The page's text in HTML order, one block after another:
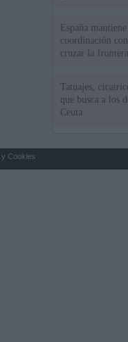
España
coordinación
cruzar la
Tatuajes,
que busca a los
Ceuta
Cookies